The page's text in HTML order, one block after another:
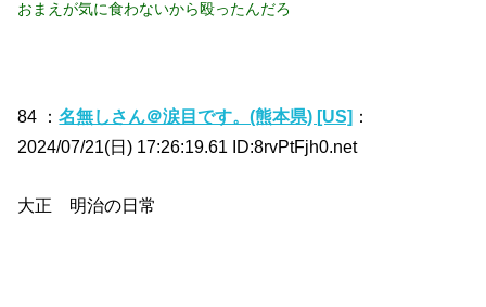
おまえが気に食わないから殴ったんだろ
84 ：名無しさん＠涙目です。(熊本県) [US] ：
2024/07/21(日) 17:26:19.61 ID:8rvPtFjh0.net
大正 明治の日常